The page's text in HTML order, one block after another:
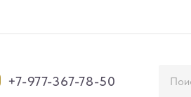
+7-977-367-78-50